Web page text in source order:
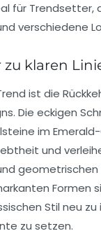
für Trendsetter,
verschiedene
zu klaren
ist die
. Die eckigen
im
und
geometrischen
Formen
Stil neu
zu setzen.